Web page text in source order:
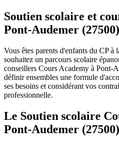
Soutien scolaire et
Pont-Audemer (27500)
Vous êtes parents d'enfants du CP à
souhaitez un parcours scolaire
conseillers Cours Academy à Pont-
définir ensembles une formule
ses besoins et considérant vos
professionnelle.
Le Soutien scolaire
Pont-Audemer (27500)